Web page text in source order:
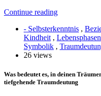
Continue reading
- Selbsterkenntnis ,
Kindheit , Lebensphasen
Symbolik ,
26 views
Was bedeutet es, in deinen
tiefgehende Traumdeutung